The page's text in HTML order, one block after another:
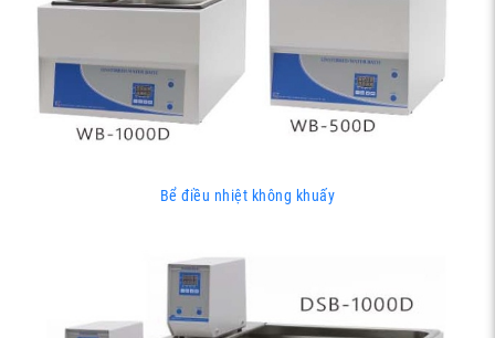
Bể điều nhiệt không khuấy